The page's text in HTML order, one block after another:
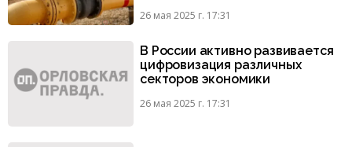
26 мая 2025 г. 17:31
В России активно развивается
цифровизация различных
секторов экономики
26 мая 2025 г. 17:31